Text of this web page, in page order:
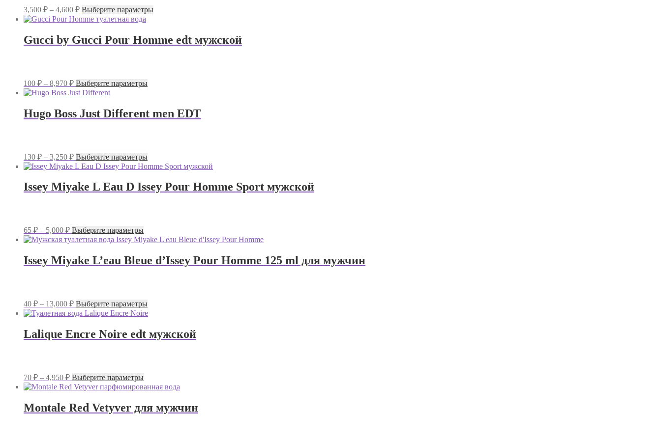
странице
товара.
3,500 ₽ – 4,600 ₽Диапазон
цен:
–
4,600 ₽
Выберите параметрыЭтот
несколько
вариаций.
Gucci by Gucci Pour Homme edt мужской
100 ₽ – 8,970 ₽Диапазон
цен:
8,970 ₽
Выберите параметрыЭтот
несколько
вариаций.
странице
товара.
Hugo Boss Just Different men EDT
130 ₽ – 3,250 ₽Диапазон
цен:
–
3,250 ₽
Выберите параметрыЭтот
товар
имеет
несколько
вариаций.
товара.
Issey Miyake L Eau D Issey Pour Homme Sport мужской
65 ₽ – 5,000 ₽Диапазон
цен:
5,000 ₽
Выберите параметрыЭтот
товар
имеет
несколько
вариаций.
странице
товара.
Issey Miyake L’eau Bleue d’Issey Pour Homme 125 ml для мужчин
40 ₽ – 13,000 ₽Диапазон
цен:
13,000 ₽
Выберите параметрыЭтот
товар
имеет
вариаций.
товара.
Lalique Encre Noire edt мужской
70 ₽ – 4,950 ₽Диапазон
цен:
–
4,950 ₽
Выберите параметрыЭтот
товар
имеет
вариаций.
Montale Red Vetyver для мужчин